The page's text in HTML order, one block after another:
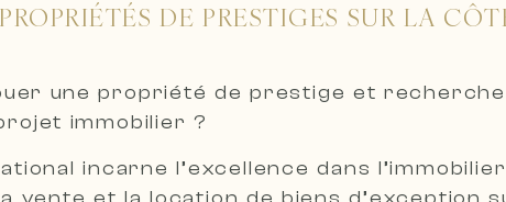
DE PRESTIGES SUR LA
une propriété de prestige et
immobilier ?
incarne l’excellence dans